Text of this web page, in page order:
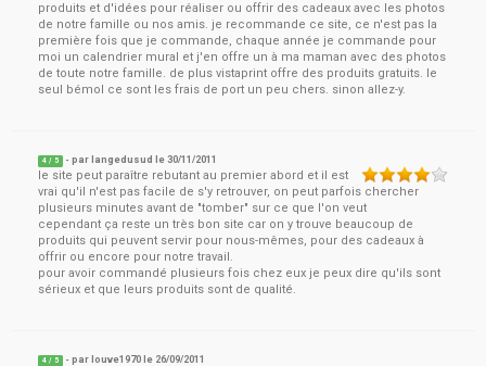
produits et d'idées pour réaliser ou offrir des cadeaux avec les photos
de notre famille ou nos amis. je recommande ce site, ce n'est pas la
première fois que je commande, chaque année je commande pour
moi un calendrier mural et j'en offre un à ma maman avec des photos
de toute notre famille. de plus vistaprint offre des produits gratuits. le
seul bémol ce sont les frais de port un peu chers. sinon allez-y.
4 / 5 - par langedusud le30/11/2011
le site peut paraître rebutant au premier abord et il est
vrai qu'il n'est pas facile de s'y retrouver, on peut parfois chercher
plusieurs minutes avant de "tomber" sur ce que l'on veut
cependant ça reste un très bon site car on y trouve beaucoup de
produits qui peuvent servir pour nous-mêmes, pour des cadeaux à
offrir ou encore pour notre travail.
pour avoir commandé plusieurs fois chez eux je peux dire qu'ils sont
sérieux et que leurs produits sont de qualité.
4 / 5 - par louve1970 le 26/09/2011